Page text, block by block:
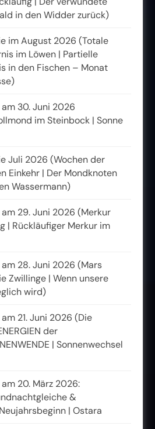
in den Widder zurück)
im August 2026 (Totale
im Löwen | Partielle
in den Fischen – Monat
30. Juni 2026
im Steinbock | Sonne
Juli 2026 (Wochen der
Einkehr | Der Mondknoten
Wassermann)
29. Juni 2026 (Merkur
| Rückläufiger Merkur im
28. Juni 2026 (Mars
Zwillinge | Wenn unsere
wird)
21. Juni 2026 (Die
der
| Sonnenwechsel
20. März 2026:
&
| Ostara